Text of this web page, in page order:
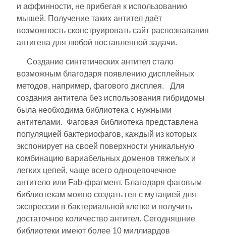
и аффинности, не прибегая к использованию
мышей. Получение таких антител даёт
возможность сконструировать сайт распознавания
антигена для любой поставленной задачи.
Создание синтетических антител стало
возможным благодаря появлению дисплейных
методов, например, фагового дисплея. Для
создания антитела без использования гибридомы
была необходима библиотека с нужными
антителами. Фаговая библиотека представлена
популяцией бактериофагов, каждый из которых
экспонирует на своей поверхности уникальную
комбинацию вариабельных доменов тяжелых и
легких цепей, чаще всего одноцепочечное
антитело или Fab-фрагмент. Благодаря фаговым
библиотекам можно создать ген с мутацией для
экспрессии в бактериальной клетке и получить
достаточное количество антител. Сегодняшние
библиотеки имеют более 10 миллиардов